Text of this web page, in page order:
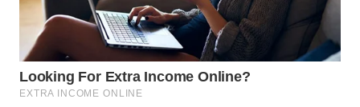
WN
KARAWANG
WN
BEKASI